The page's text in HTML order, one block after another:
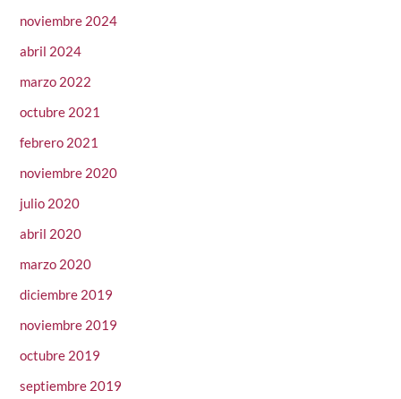
noviembre 2024
abril 2024
marzo 2022
octubre 2021
febrero 2021
noviembre 2020
julio 2020
abril 2020
marzo 2020
diciembre 2019
noviembre 2019
octubre 2019
septiembre 2019